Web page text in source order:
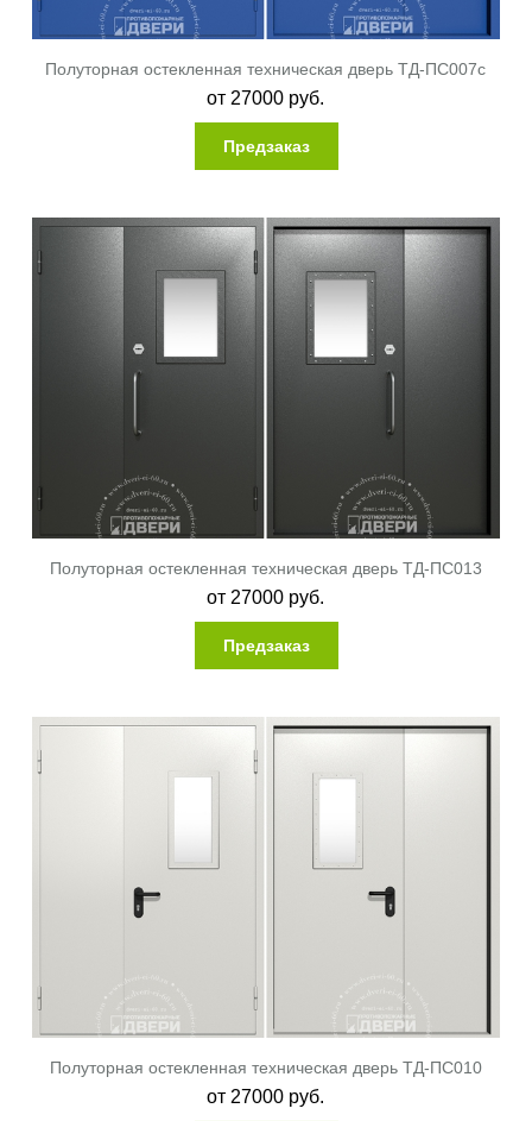
Полуторная остекленная техническая дверь ТД-ПС007c
от 27000 руб.
Предзаказ
Полуторная остекленная техническая дверь ТД-ПС013
от 27000 руб.
Предзаказ
Полуторная остекленная техническая дверь ТД-ПС010
от 27000 руб.